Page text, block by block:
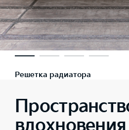
Решетка радиатора